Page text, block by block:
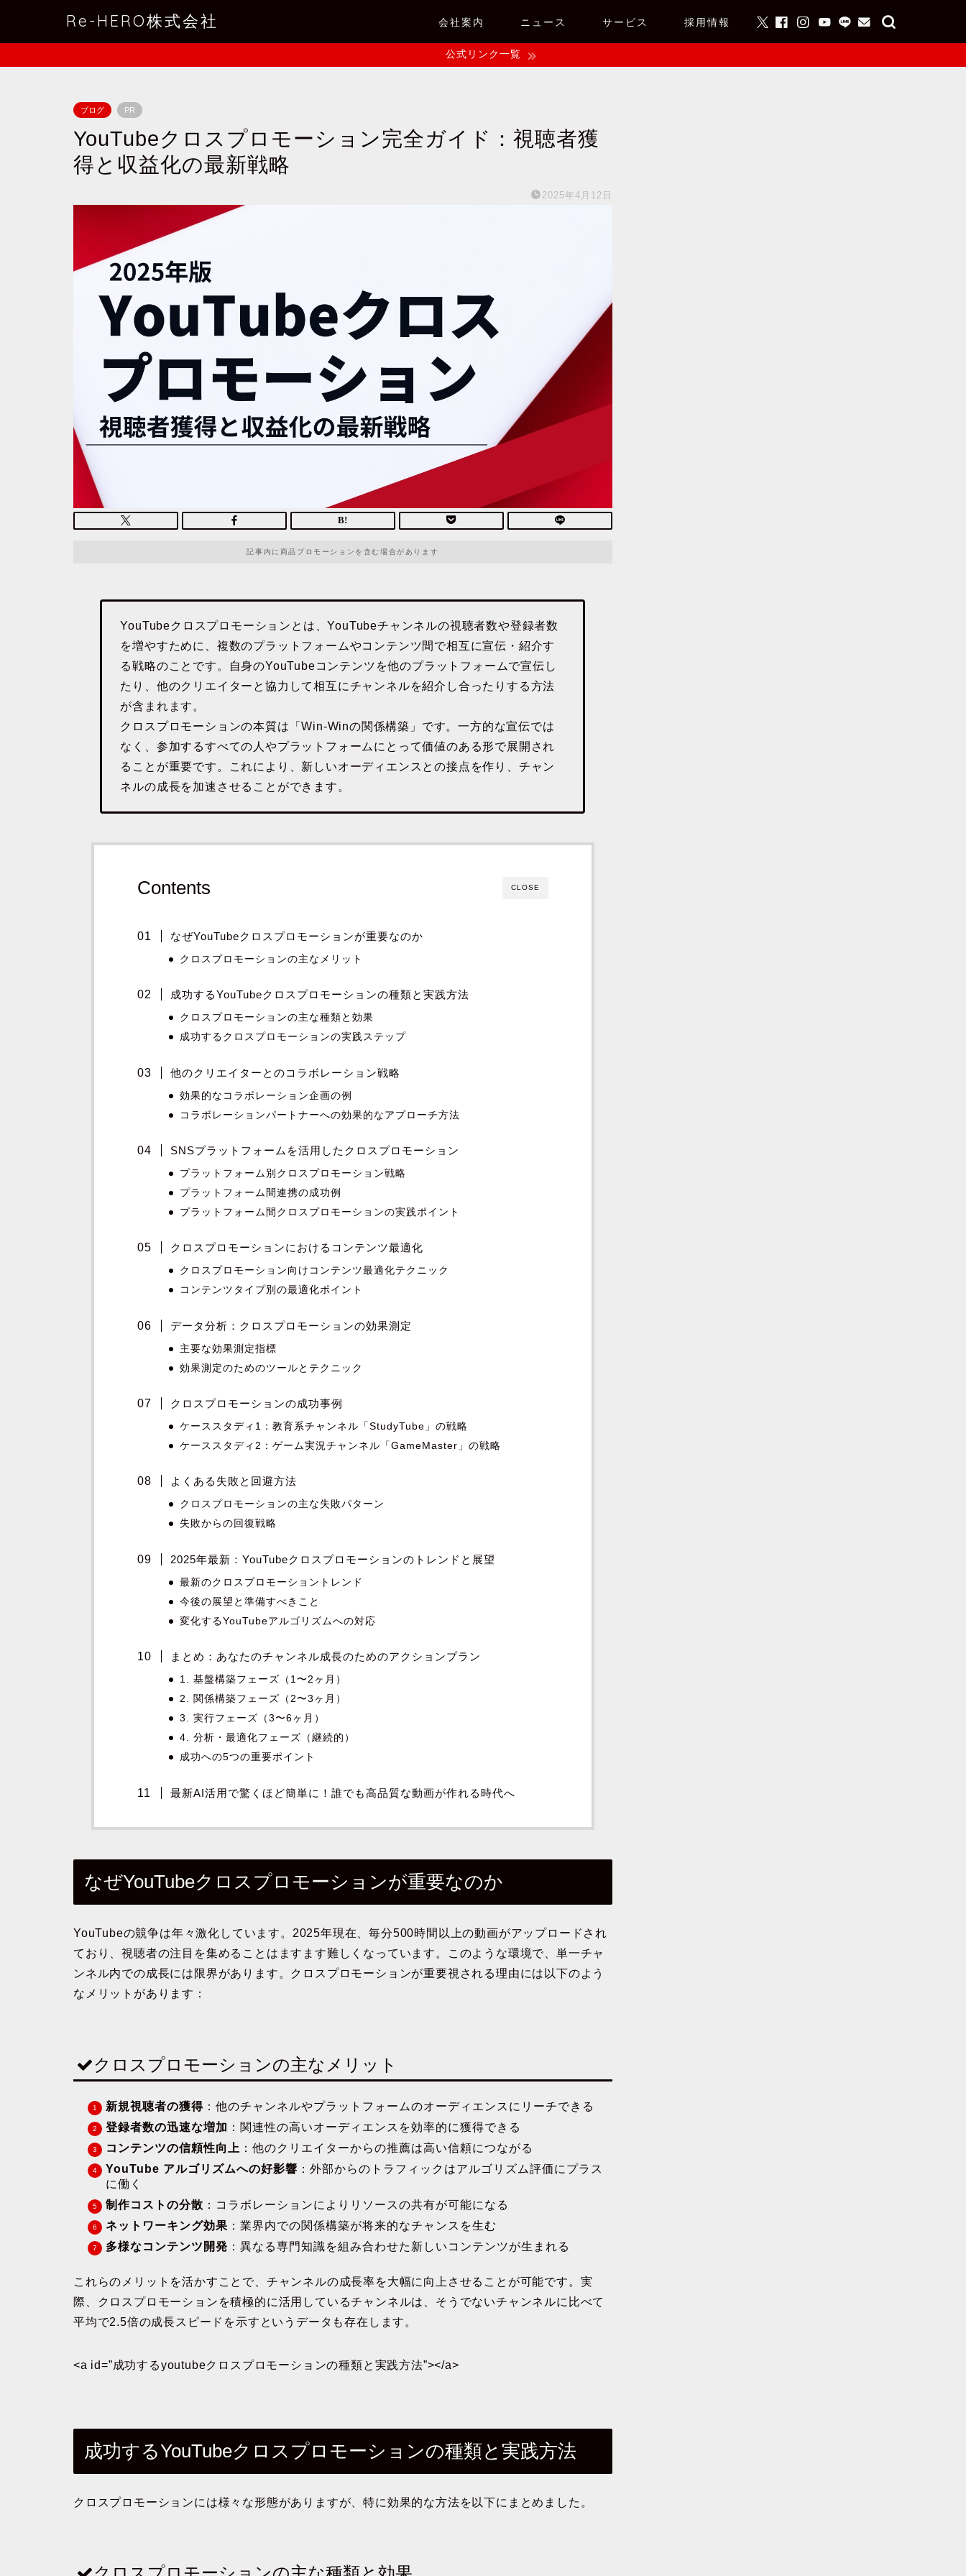
Re-HERO株式会社 会社案内 ニュース サービス 採用情報
公式リンク一覧
ブログ PR
YouTubeクロスプロモーション完全ガイド：視聴者獲
得と収益化の最新戦略
2025年4月12日
記事内に商品プロモーションを含む場合があります
YouTubeクロスプロモーションとは、YouTubeチャンネルの視聴者数や登録者数
を増やすために、複数のプラットフォームやコンテンツ間で相互に宣伝・紹介す
る戦略のことです。自身のYouTubeコンテンツを他のプラットフォームで宣伝し
たり、他のクリエイターと協力して相互にチャンネルを紹介し合ったりする方法
が含まれます。
クロスプロモーションの本質は「Win-Winの関係構築」です。一方的な宣伝では
なく、参加するすべての人やプラットフォームにとって価値のある形で展開され
ることが重要です。これにより、新しいオーディエンスとの接点を作り、チャン
ネルの成長を加速させることができます。
CLOSE
Contents
なぜYouTubeクロスプロモーションが重要なのか
クロスプロモーションの主なメリット
成功するYouTubeクロスプロモーションの種類と実践方法
クロスプロモーションの主な種類と効果
成功するクロスプロモーションの実践ステップ
他のクリエイターとのコラボレーション戦略
効果的なコラボレーション企画の例
コラボレーションパートナーへの効果的なアプローチ方法
SNSプラットフォームを活用したクロスプロモーション
プラットフォーム別クロスプロモーション戦略
プラットフォーム間連携の成功例
プラットフォーム間クロスプロモーションの実践ポイント
クロスプロモーションにおけるコンテンツ最適化
クロスプロモーション向けコンテンツ最適化テクニック
コンテンツタイプ別の最適化ポイント
データ分析：クロスプロモーションの効果測定
主要な効果測定指標
効果測定のためのツールとテクニック
クロスプロモーションの成功事例
ケーススタディ1：教育系チャンネル「StudyTube」の戦略
ケーススタディ2：ゲーム実況チャンネル「GameMaster」の戦略
よくある失敗と回避方法
クロスプロモーションの主な失敗パターン
失敗からの回復戦略
2025年最新：YouTubeクロスプロモーションのトレンドと展望
最新のクロスプロモーショントレンド
今後の展望と準備すべきこと
変化するYouTubeアルゴリズムへの対応
まとめ：あなたのチャンネル成長のためのアクションプラン
1. 基盤構築フェーズ（1〜2ヶ月）
2. 関係構築フェーズ（2〜3ヶ月）
3. 実行フェーズ（3〜6ヶ月）
4. 分析・最適化フェーズ（継続的）
成功への5つの重要ポイント
最新AI活用で驚くほど簡単に！誰でも高品質な動画が作れる時代へ
なぜYouTubeクロスプロモーションが重要なのか
YouTubeの競争は年々激化しています。2025年現在、毎分500時間以上の動画がアップロードされ
ており、視聴者の注目を集めることはますます難しくなっています。このような環境で、単一チャ
ンネル内での成長には限界があります。クロスプロモーションが重要視される理由には以下のよう
なメリットがあります：
クロスプロモーションの主なメリット
新規視聴者の獲得 ：他のチャンネルやプラットフォームのオーディエンスにリーチできる
登録者数の迅速な増加 ：関連性の高いオーディエンスを効率的に獲得できる
コンテンツの信頼性向上 ：他のクリエイターからの推薦は高い信頼につながる
YouTube アルゴリズムへの好影響 ：外部からのトラフィックはアルゴリズム評価にプラス
に働く
制作コストの分散 ：コラボレーションによりリソースの共有が可能になる
ネットワーキング効果 ：業界内での関係構築が将来的なチャンスを生む
多様なコンテンツ開発 ：異なる専門知識を組み合わせた新しいコンテンツが生まれる
これらのメリットを活かすことで、チャンネルの成長率を大幅に向上させることが可能です。実
際、クロスプロモーションを積極的に活用しているチャンネルは、そうでないチャンネルに比べて
平均で2.5倍の成長スピードを示すというデータも存在します。
<a id=”成功するyoutubeクロスプロモーションの種類と実践方法”></a>
成功するYouTubeクロスプロモーションの種類と実践方法
クロスプロモーションには様々な形態がありますが、特に効果的な方法を以下にまとめました。